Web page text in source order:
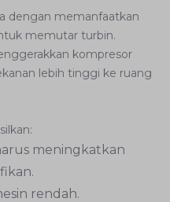
dengan memanfaatkan
memutar turbin.
kompresor
lebih tinggi ke ruang
meningkatkan
rendah.